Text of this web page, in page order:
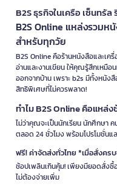
B2S ธุรกิจในเครือ เซ็นทรั
B2S Online แหล่งรวมห
สำหรับทุกวัย
B2S Online คือร้านหนังสือและเค
อ่านและงานเขียน ให้คุณรู้สึกเหมือ
ออกจากบ้าน เพราะ b2s มีทั้งหนั
สิทธิพิเศษที่ไม่ควรพลาด!
ทำไม B2S Online คือแห
ไม่ว่าคุณจะเป็นนักเรียน นักศึกษา
ตลอด 24 ชั่วโมง พร้อมโปรโมชั่นแ
ฟรี! ค่าจัดส่งทั่วไทย *เมื่อสั่งค
ช้อปเพลินเกินคุ้ม! เพียงมียอดสั่ง
ไม่ต้องจ่ายเพิ่ม